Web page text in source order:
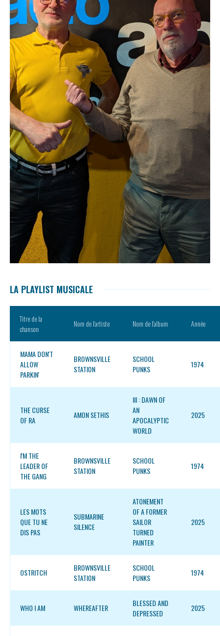
LA PLAYLIST MUSICALE
Titre de la
chanson
Nom de l’artiste Nom de l’album Année
MAMA DON'T
ALLOW
PARKIN'
BROWNSVILLE
STATION
SCHOOL
PUNKS
1974
THE CURSE
OF RA
AMON SETHIS
III : DAWN OF
AN
APOCALYPTIC
WORLD
2025
I'M THE
LEADER OF
THE GANG
BROWNSVILLE
STATION
SCHOOL
PUNKS
1974
LES MOTS
QUE TU NE
DIS PAS
SUBMARINE
SILENCE
ATONEMENT
OF A FORMER
SAILOR
TURNED
PAINTER
2025
OSTRITCH
BROWNSVILLE
STATION
SCHOOL
PUNKS
1974
WHO I AM WHEREAFTER
BLESSED AND
DEPRESSED
2025